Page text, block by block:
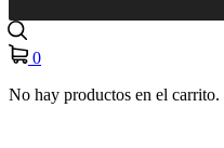
0
No hay productos en el carrito.